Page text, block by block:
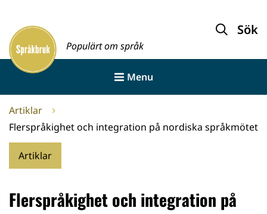
innehållet
Framsida
Populärt om språk
Sök
Menu
Artiklar
Flerspråkighet och integration på nordiska språkmötet
Artiklar
Flerspråkighet och integration på